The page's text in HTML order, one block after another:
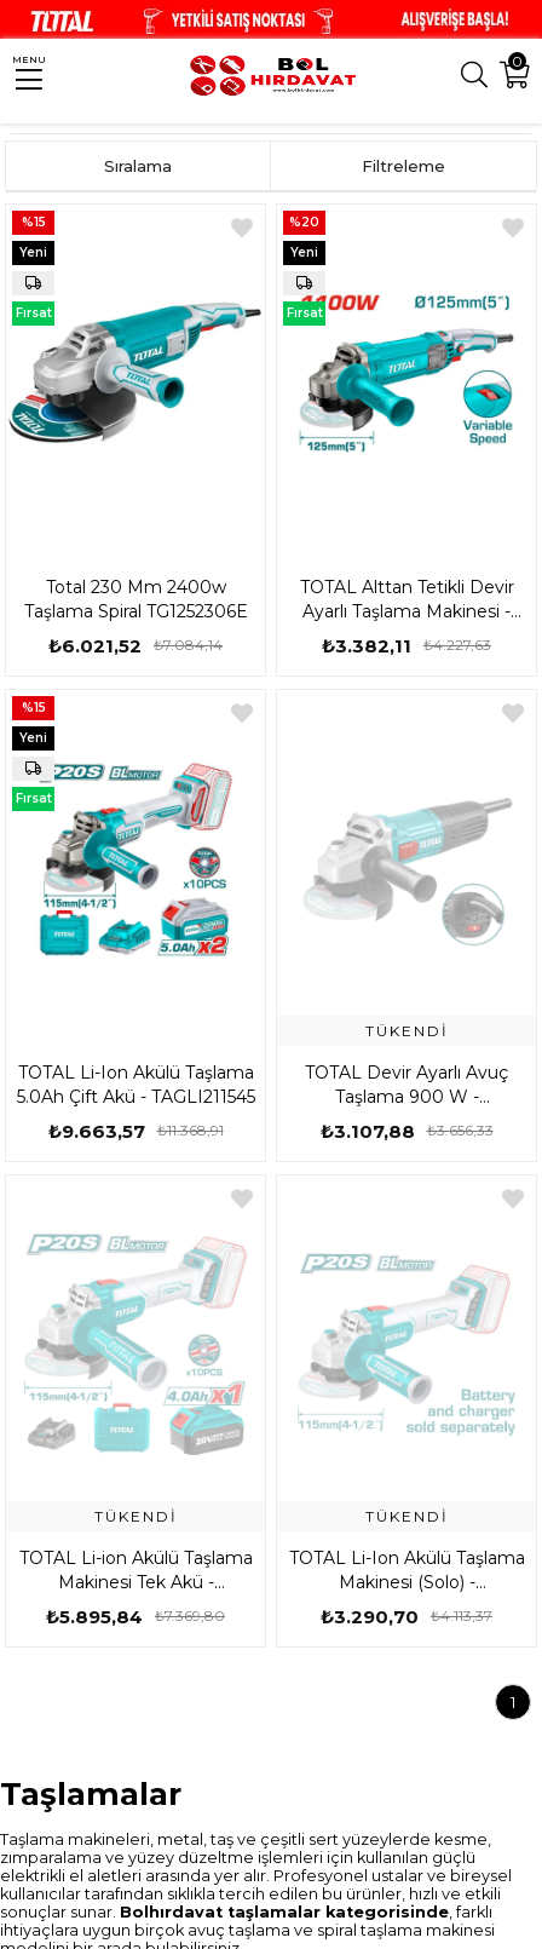
0
MENU
Filtreleme
Sıralama
Total 230 Mm 2400w
Taşlama Spiral TG1252306E
₺6.021,52 ₺7.084,14
%15
Yeni
Ürün
Fırsat
TOTAL Alttan Tetikli Devir
Ayarlı Taşlama Makinesi -
TG110125565
₺3.382,11 ₺4.227,63
%20
Yeni
Ürün
Fırsat
TOTAL Li-Ion Akülü Taşlama
5.0Ah Çift Akü - TAGLI211545
₺9.663,57 ₺11.368,91
%15
Yeni
Ürün
Fırsat
TÜKENDI
TOTAL Devir Ayarlı Avuç
Taşlama 900 W -
TG109125565
₺3.107,88 ₺3.656,33
TÜKENDI
TOTAL Li-ion Akülü Taşlama
Makinesi Tek Akü -
TAGLI2011587
₺5.895,84 ₺7.369,80
TÜKENDI
TOTAL Li-Ion Akülü Taşlama
Makinesi (Solo) -
TAGLI201158
₺3.290,70 ₺4.113,37
1
Taşlamalar
Taşlama makineleri, metal, taş ve çeşitli sert yüzeylerde kesme,
zımparalama ve yüzey düzeltme işlemleri için kullanılan güçlü
elektrikli el aletleri arasında yer alır. Profesyonel ustalar ve bireysel
kullanıcılar tarafından sıklıkla tercih edilen bu ürünler, hızlı ve etkili
sonuçlar sunar. Bolhırdavat taşlamalar kategorisinde, farklı
ihtiyaçlara uygun birçok avuç taşlama ve spiral taşlama makinesi